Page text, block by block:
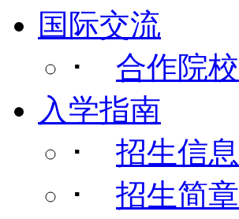
国际交流
･ 合作院校
入学指南
･ 招生信息
･ 招生简章